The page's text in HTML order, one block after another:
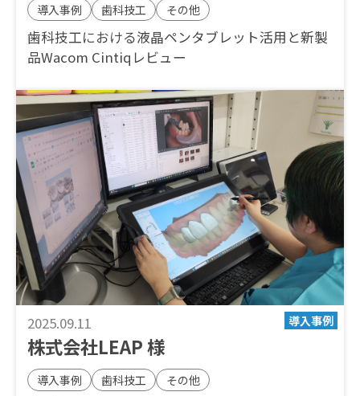
導入事例 歯科技工 その他
歯科技工における液晶ペンタブレット活用と新製
品Wacom Cintiqレビュー
2025.09.11
株式会社LEAP 様
導入事例 歯科技工 その他